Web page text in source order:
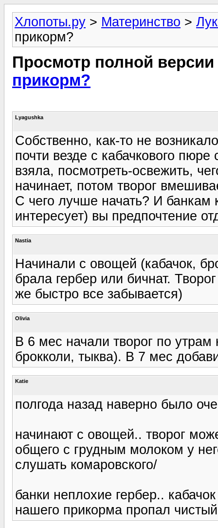
Хлопоты.ру > Материнство >
прикорм?
Просмотр полной
прикорм?
Lyagushka
Собственно, как-то не
почти везде с кабачкового
взяла, посмотреть-освежить,
начинает, потом творог
С чего лучше начать? И
интересует) вы предпочтение
Nastia
Начинали с овощей (кабачок,
брала гербер или бичнат.
же быстро все забывается)
Olivia
В 6 мес начали творог по
брокколи, тыква). В 7 мес
Katie
полгода назад наверно было
начинают с овощей.. творог
общего с грудным молоком у
слушать комаровского/
банки неплохие гербер..
нашего прикорма пропал